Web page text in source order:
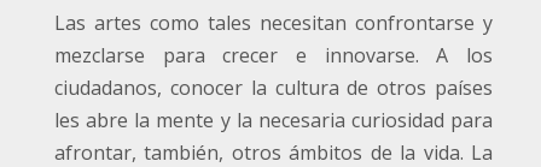
Las artes como tales necesitan confrontarse y
mezclarse para crecer e innovarse. A los
ciudadanos, conocer la cultura de otros países
les abre la mente y la necesaria curiosidad para
afrontar, también, otros ámbitos de la vida. La